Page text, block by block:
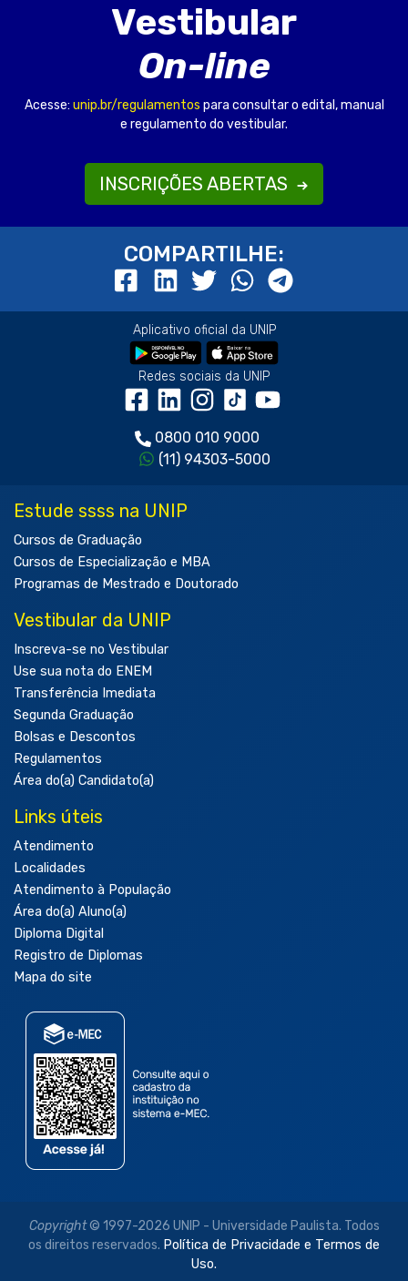
Vestibular
On-line
Acesse: unip.br/regulamentos para consultar o edital, manual
e regulamento do vestibular.
INSCRIÇÕES ABERTAS
COMPARTILHE:
Aplicativo oficial da UNIP
Redes sociais da UNIP
0800 010 9000
(11) 94303-5000
Estude ssss na UNIP
Cursos de Graduação
Cursos de Especialização e MBA
Programas de Mestrado e Doutorado
Vestibular da UNIP
Inscreva-se no Vestibular
Use sua nota do ENEM
Transferência Imediata
Segunda Graduação
Bolsas e Descontos
Regulamentos
Área do(a) Candidato(a)
Links úteis
Atendimento
Localidades
Atendimento à População
Área do(a) Aluno(a)
Diploma Digital
Registro de Diplomas
Mapa do site
Copyright© 1997-2026 UNIP - Universidade Paulista. Todos
os direitos reservados. Política de Privacidade e Termos de
Uso.